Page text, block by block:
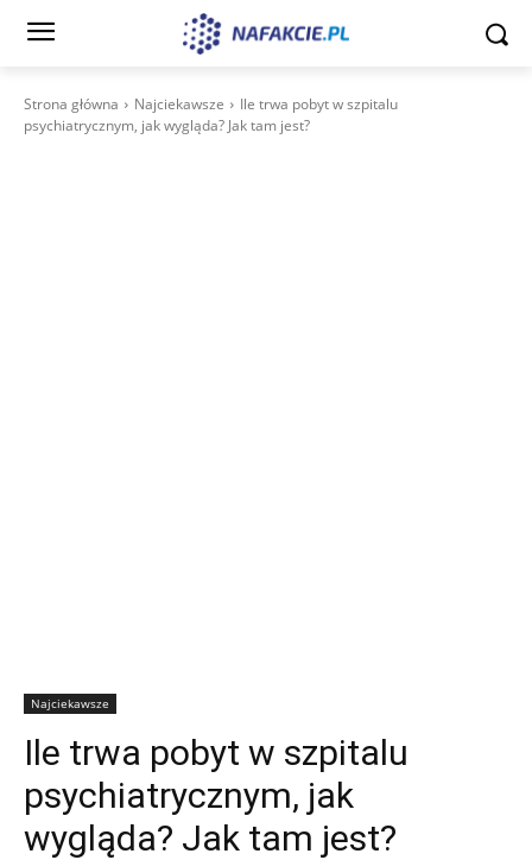
Strona główna Najciekawsze
Ile trwa pobyt w szpitalu
psychiatrycznym, jak wygląda? Jak tam jest?
Najciekawsze
Ile trwa pobyt w szpitalu
psychiatrycznym, jak
wygląda? Jak tam jest?